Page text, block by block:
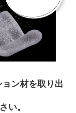
ン材を取り出
い。